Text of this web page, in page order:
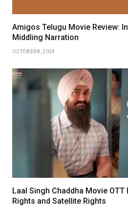
Amigos Telugu Movie Review:
Middling Narration
OCTOBER 8, 2024
Laal Singh Chaddha Movie OTT
Rights and Satellite Rights